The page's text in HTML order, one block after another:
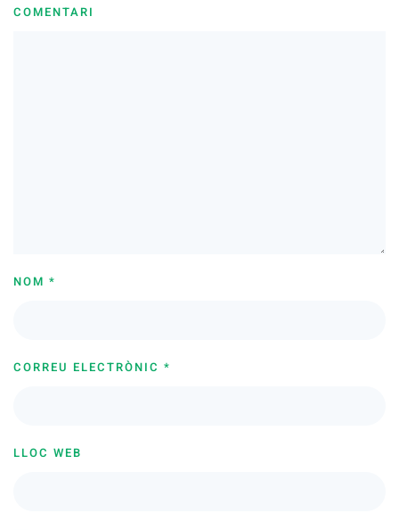
COMENTARI
NOM *
CORREU ELECTRÒNIC *
LLOC WEB